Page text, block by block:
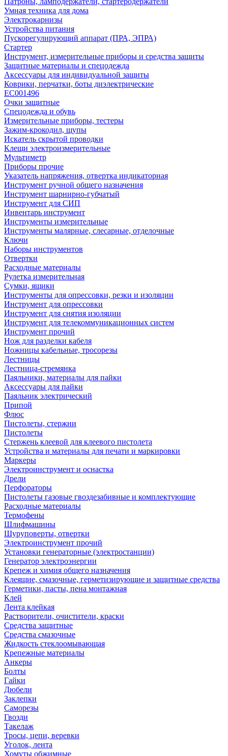
Умная техника для дома
Электрокарнизы
Устройства питания
Пускорегулирующий аппарат (ПРА, ЭПРА)
Стартер
Инструмент, измерительные приборы и средства защиты
Защитные материалы и спецодежда
Аксессуары для индивидуальной защиты
Коврики, перчатки, боты диэлектрические
EC001496
Очки защитные
Спецодежда и обувь
Измерительные приборы, тестеры
Зажим-крокодил, щупы
Искатель скрытой проводки
Клещи электроизмерительные
Мультиметр
Приборы прочие
Указатель напряжения, отвертка индикаторная
Инструмент ручной общего назначения
Инструмент шарнирно-губчатый
Инструмент для СИП
Инвентарь инструмент
Инструменты измерительные
Инструменты малярные, слесарные, отделочные
Ключи
Наборы инструментов
Отвертки
Расходные материалы
Рулетка измерительная
Сумки, ящики
Инструменты для опрессовки, резки и изоляции
Инструмент для опрессовки
Инструмент для снятия изоляции
Инструмент для телекоммуникационных систем
Инструмент прочий
Нож для разделки кабеля
Ножницы кабельные, тросорезы
Лестницы
Лестница-стремянка
Паяльники, материалы для пайки
Аксессуары для пайки
Паяльник электрический
Припой
Флюс
Пистолеты, стержни
Пистолеты
Стержень клеевой для клеевого пистолета
Устройства и материалы для печати и маркировки
Маркеры
Электроинструмент и оснастка
Дрели
Перфораторы
Пистолеты газовые гвоздезабивные и комплектующие
Расходные материалы
Термофены
Шлифмашины
Шуруповерты, отвертки
Электроинструмент прочий
Установки генераторные (электростанции)
Генератор электроэнергии
Крепеж и химия общего назначения
Клеящие, смазочные, герметизирующие и защитные средства
Герметики, пасты, пена монтажная
Клей
Лента клейкая
Растворители, очистители, краски
Средства защитные
Средства смазочные
Жидкость стеклоомывающая
Крепежные материалы
Анкеры
Болты
Гайки
Дюбели
Заклепки
Саморезы
Гвозди
Такелаж
Тросы, цепи, веревки
Уголок, лента
Хомуты обжимные